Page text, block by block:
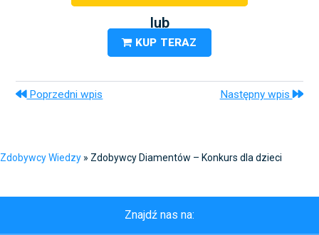
lub
KUP TERAZ
Poprzedni wpis Następny wpis
Zdobywcy Wiedzy » Zdobywcy Diamentów – Konkurs dla dzieci
Znajdź nas na: